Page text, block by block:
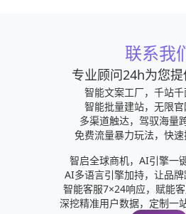
联系我
专业顾问24h为您
智能文案工厂，千站
智能批量建站，无限
多渠道触达，驾驭海量
免费流量暴力玩法，快
智启全球商机，AI引擎一
AI多语言引擎加持，让品
智能客服7×24响应，赋能
深挖精准用户数据，定制一